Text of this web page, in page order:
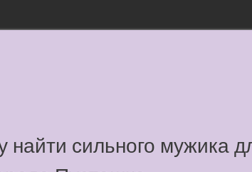
сильного мужика